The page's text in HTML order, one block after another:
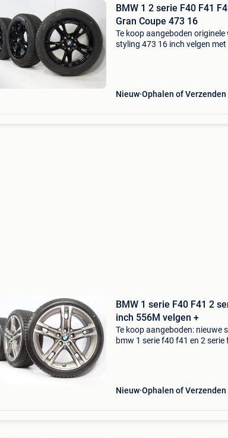
BMW 1 2 serie F40 F41
Gran Coupe 473 16
Te koop aangeboden
styling 473 16 inch velgen
Nieuw Ophalen of Verzenden
BMW 1 serie F40 F41 2
inch 556M velgen +
Te koop aangeboden: nieuwe
bmw 1 serie f40 f41 en 2
Nieuw Ophalen of Verzenden